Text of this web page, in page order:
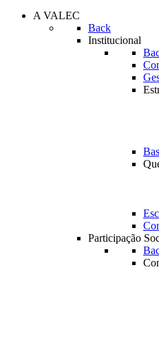
A VALEC
Back
Institucional
Participação